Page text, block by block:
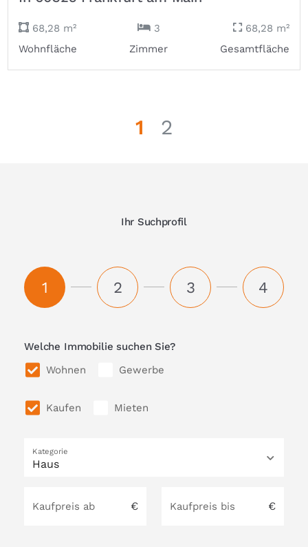
68,28 m²
Wohnfläche
3
Zimmer
68,28 m²
Gesamtfläche
1 2
Ihr Suchprofil
1 2 3 4
Welche Immobilie suchen Sie?
Wohnen
Gewerbe
Kaufen Mieten
Kategorie
Haus
Kaufpreis ab € Kaufpreis bis €